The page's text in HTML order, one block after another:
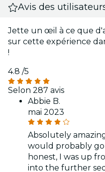
Avis des
Jette un œil à ce que
sur cette expérience
!
4.8 /5
Selon 287 avis
Abbie B.
mai 2023
Absolutely
would probably
honest, I was up
into the further